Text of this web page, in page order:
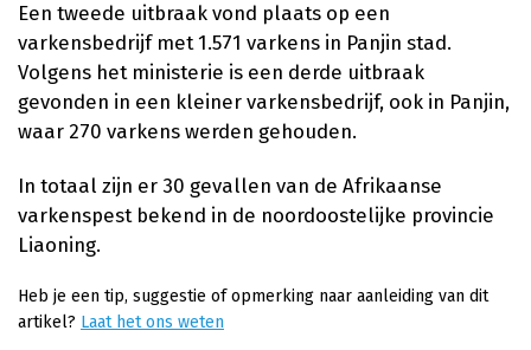
Een tweede uitbraak vond plaats op een
varkensbedrijf met 1.571 varkens in Panjin stad.
Volgens het ministerie is een derde uitbraak
gevonden in een kleiner varkensbedrijf, ook in Panjin,
waar 270 varkens werden gehouden.
In totaal zijn er 30 gevallen van de Afrikaanse
varkenspest bekend in de noordoostelijke provincie
Liaoning.
Heb je een tip, suggestie of opmerking naar aanleiding van dit
artikel? Laat het ons weten